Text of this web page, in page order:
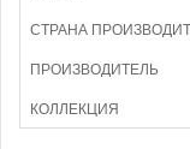
СТРАНА
ПРОИЗВОДИТЕЛЬ
КОЛЛЕКЦИЯ